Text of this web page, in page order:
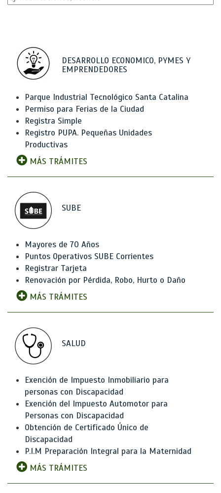
DESARROLLO ECONOMICO, PYMES Y
EMPRENDEDORES
Parque Industrial Tecnológico Santa Catalina
Permiso para Ferias de la Ciudad
Registra Simple
Registro PUPA. Pequeñas Unidades
Productivas
MÁS TRÁMITES
SUBE
Mayores de 70 Años
Puntos Operativos SUBE Corrientes
Registrar Tarjeta
Renovación por Pérdida, Robo, Hurto o Daño
MÁS TRÁMITES
SALUD
Exención de Impuesto Inmobiliario para
personas con Discapacidad
Exención del Impuesto Automotor para
Personas con Discapacidad
Obtención de Certificado Único de
Discapacidad
P.I.M Preparación Integral para la Maternidad
MÁS TRÁMITES